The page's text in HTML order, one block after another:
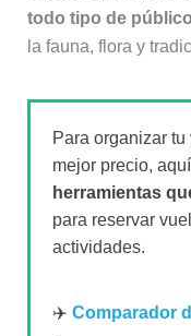
todo tipo de público
la fauna, flora y
Para organizar
mejor precio,
herramientas
para reservar
actividades.
✈️ Comparador